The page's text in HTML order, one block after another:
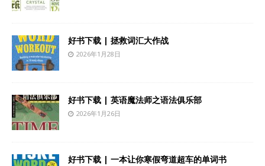
好书下载 | 拯救词汇大作战
2026年1月28日
好书下载 | 英语魔法师之语法俱乐部
2026年1月26日
好书下载 | 一本让你寒假弯道超车的单词书